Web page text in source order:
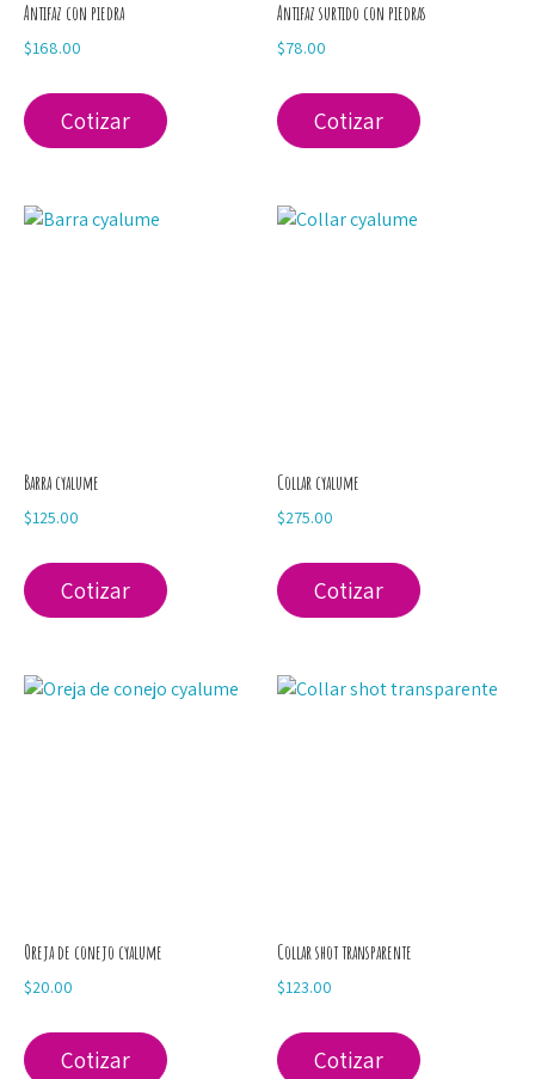
Antifaz con piedra
$168.00
Cotizar
Antifaz surtido con piedras
$78.00
Cotizar
Barra cyalume
$125.00
Cotizar
Collar cyalume
$275.00
Cotizar
Oreja de conejo cyalume
$20.00
Cotizar
Collar shot transparente
$123.00
Cotizar